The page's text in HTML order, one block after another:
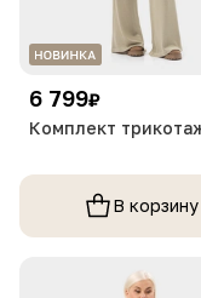
6 799₽
Комплект
В корзину